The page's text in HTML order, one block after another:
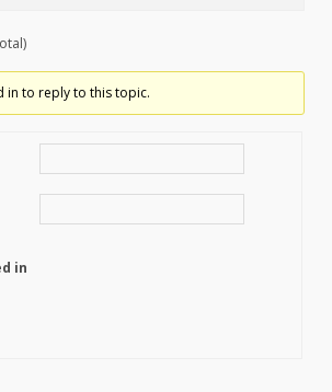
in to reply to this topic.
in